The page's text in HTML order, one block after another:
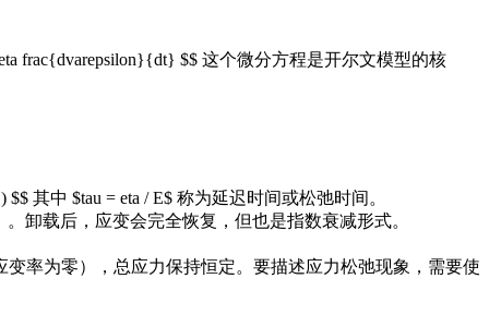
frac{dvarepsilon}{dt} $$ 这个微分方程是开尔文模型的核
其中 $tau = eta / E$ 称为延迟时间或松弛时间。
卸载后，应变会完全恢复，但也是指数衰减形式。
率为零），总应力保持恒定。要描述应力松弛现象，需要使